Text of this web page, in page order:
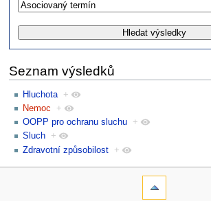
Seznam výsledků
Hluchota
+
Nemoc
+
OOPP pro ochranu sluchu
+
Sluch
+
Zdravotní způsobilost
+